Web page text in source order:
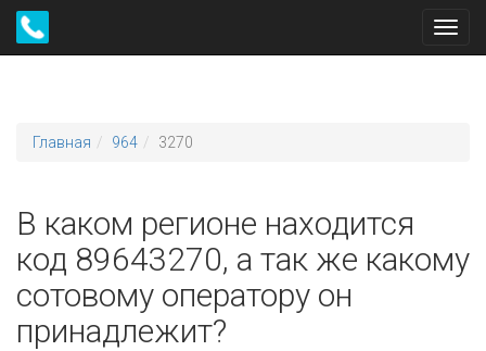
Главная 964 3270
В каком регионе находится
код 89643270, а так же какому
сотовому оператору он
принадлежит?